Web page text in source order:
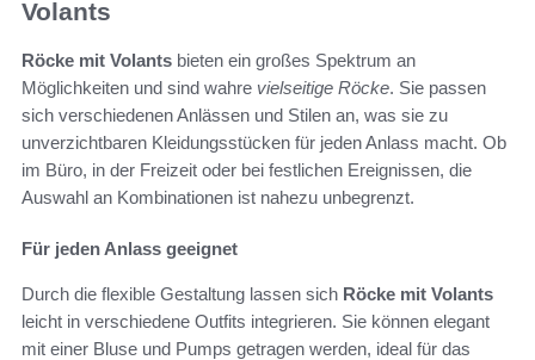
Volants
Röcke mit Volants bieten ein großes Spektrum an
Möglichkeiten und sind wahre vielseitige Röcke. Sie passen
sich verschiedenen Anlässen und Stilen an, was sie zu
unverzichtbaren Kleidungsstücken für jeden Anlass macht. Ob
im Büro, in der Freizeit oder bei festlichen Ereignissen, die
Auswahl an Kombinationen ist nahezu unbegrenzt.
Für jeden Anlass geeignet
Durch die flexible Gestaltung lassen sich Röcke mit Volants
leicht in verschiedene Outfits integrieren. Sie können elegant
mit einer Bluse und Pumps getragen werden, ideal für das